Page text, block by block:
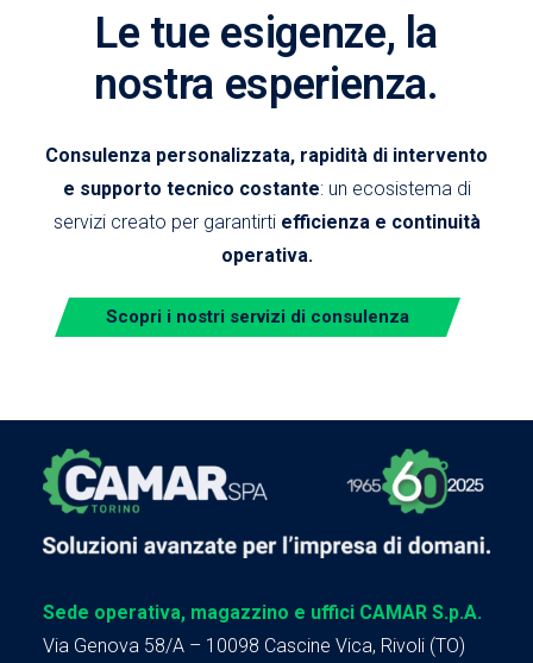
Le tue esigenze, la
nostra esperienza.
Consulenza personalizzata, rapidità di intervento
e supporto tecnico costante: un ecosistema di
servizi creato per garantirti efficienza e continuità
operativa.
Scopri i nostri servizi di consulenza
Sede operativa, magazzino e uffici CAMAR S.p.A.
Via Genova 58/A – 10098 Cascine Vica, Rivoli (TO)